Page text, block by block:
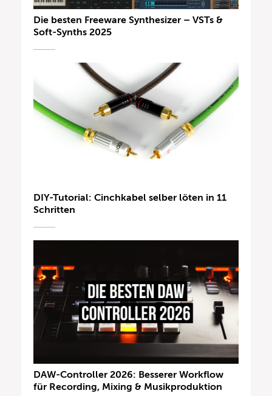
Die besten Freeware Synthesizer – VSTs &
Soft-Synths 2025
DIY-Tutorial: Cinchkabel selber löten in 11
Schritten
DAW-Controller 2026: Besserer Workflow
für Recording, Mixing & Musikproduktion